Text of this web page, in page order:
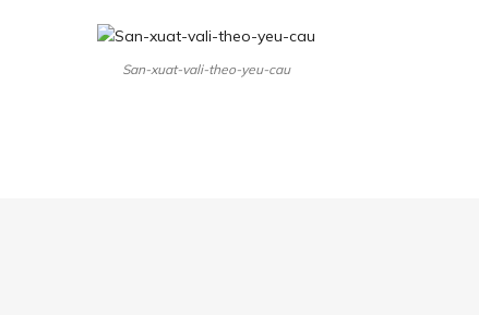
San-xuat-vali-theo-yeu-cau